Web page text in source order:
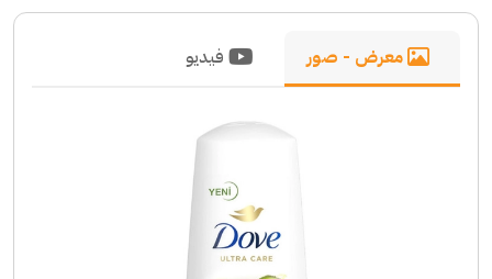
معرض - صور فيديو